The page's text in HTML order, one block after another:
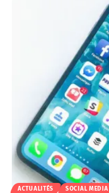
ACTUALITÉS SOCIAL MEDIA